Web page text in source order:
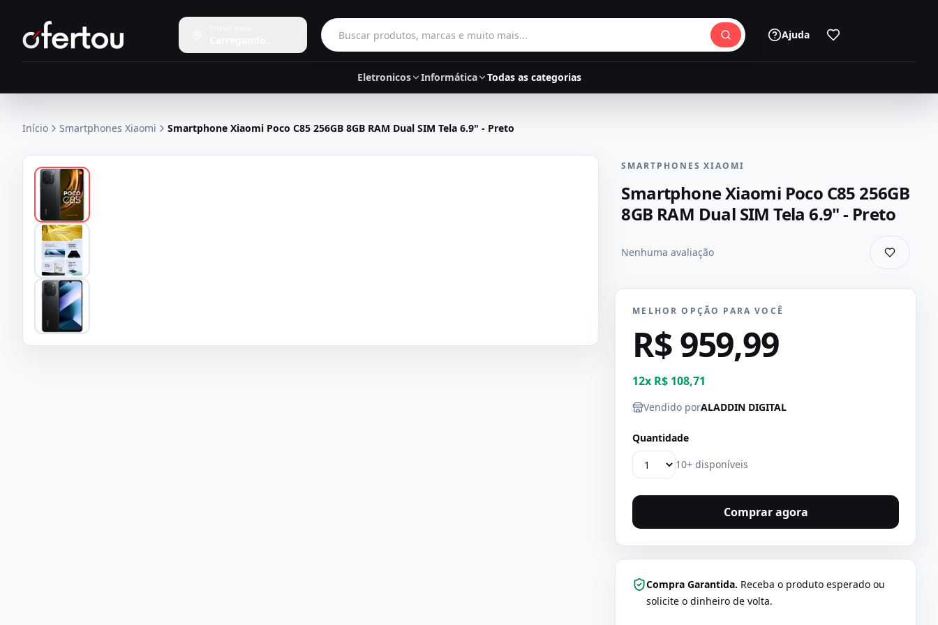
Buscar produtos
Ajuda
Eletronicos Informática Todas as categorias
Início Smartphones Xiaomi Smartphone Xiaomi Poco C85 256GB 8GB RAM Dual SIM Tela 6.9" - Preto
SMARTPHONES XIAOMI
Smartphone Xiaomi Poco C85 256GB
8GB RAM Dual SIM Tela 6.9" - Preto
Nenhuma avaliação
MELHOR OPÇÃO PARA VOCÊ
R$ 959,99
12x R$ 108,71
Vendido porALADDIN DIGITAL
Quantidade
10+ disponíveis
Comprar agora
Compra Garantida. Receba o produto esperado ou
solicite o dinheiro de volta.